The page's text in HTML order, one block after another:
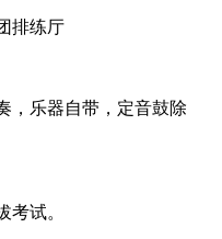
排练厅
，乐器自带，定音鼓除
考试。